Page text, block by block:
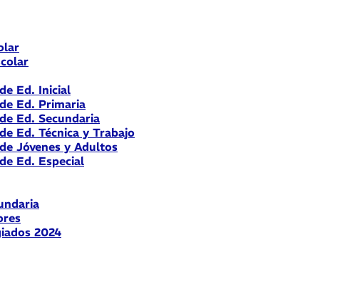
Ed. Inicial
Ed. Primaria
Ed. Secundaria
Ed. Técnica y Trabajo
Jóvenes y Adultos
Ed. Especial
2024